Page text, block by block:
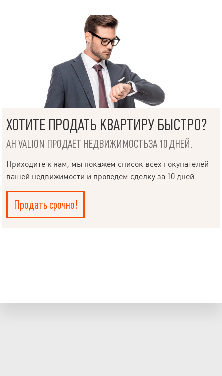
ХОТИТЕ ПРОДАТЬ КВАРТИРУ БЫСТРО?
АН VALION ПРОДАЁТ НЕДВИЖИМОСТЬЗА 10 ДНЕЙ.
Приходите к нам, мы покажем список всех покупателей
вашей недвижимости и проведем сделку за 10 дней.
Продать срочно!